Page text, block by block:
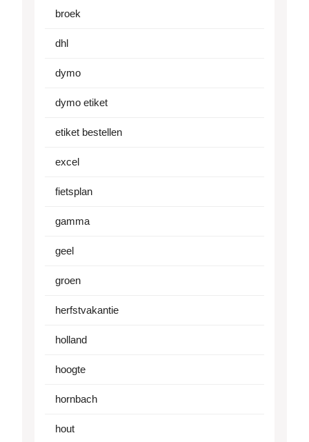
broek
dhl
dymo
dymo etiket
etiket bestellen
excel
fietsplan
gamma
geel
groen
herfstvakantie
holland
hoogte
hornbach
hout